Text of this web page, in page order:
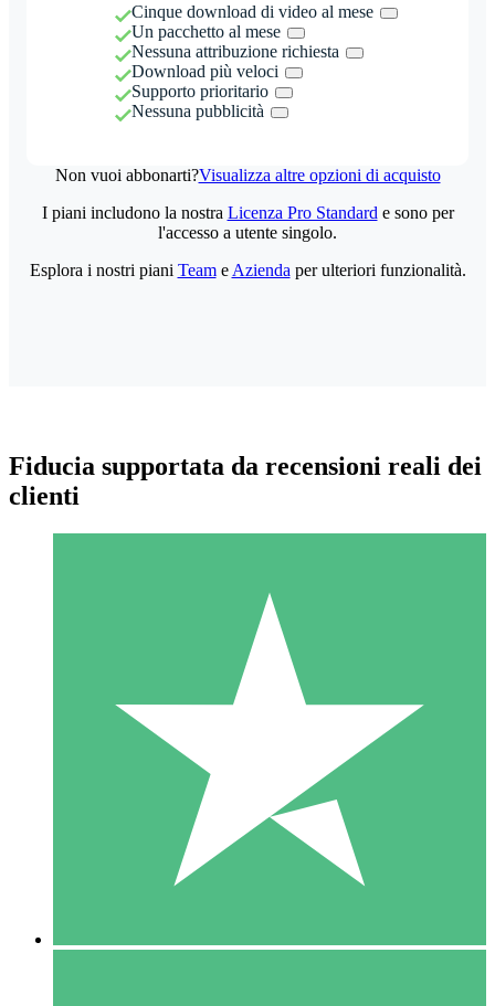
Cinque download di video al mese
Un pacchetto al mese
Nessuna attribuzione richiesta
Download più veloci
Supporto prioritario
Nessuna pubblicità
Non vuoi abbonarti?Visualizza altre opzioni di acquisto
Pacchetti di Crediti Individuali
Paga a consumo con crediti di download. Nessun impegno
1 Download
10
US$1500
I piani includono la nostra Licenza Pro Standard e sono per
l'accesso a utente singolo.
Esplora i nostri piani Teame Azienda per ulteriori funzionalità.
Fiducia supportata da recensioni reali dei
clienti